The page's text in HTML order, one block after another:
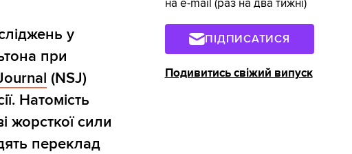
у
при
(NSJ)
Натомість
жорсткої сили
переклад
на e-mail (раз на два тижні)
ПІДПИСАТИСЯ
Подивитись свіжий випуск